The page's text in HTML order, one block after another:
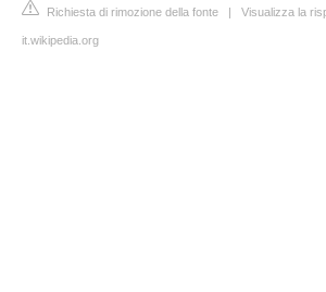
Richiesta di rimozione della fonte | Visualizza la
it.wikipedia.org